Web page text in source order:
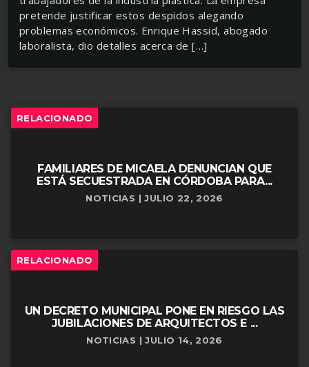
pretende justificar estos despidos alegando
problemas económicos. Enrique Hassid, abogado
laboralista, dio detalles acerca de […]
RELACIONADO
FAMILIARES DE MICAELA DENUNCIAN QUE
ESTÁ SECUESTRADA EN CÓRDOBA PARA...
NOTICIAS | JULIO 22, 2026
RELACIONADO
UN DECRETO MUNICIPAL PONE EN RIESGO LAS
JUBILACIONES DE ARQUITECTOS E ...
NOTICIAS | JULIO 14, 2026